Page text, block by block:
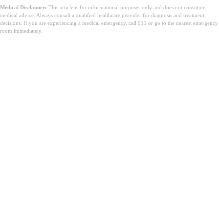
Medical Disclaimer: This article is for informational purposes only and does not constitute
medical advice. Always consult a qualified healthcare provider for diagnosis and treatment
decisions. If you are experiencing a medical emergency, call 911 or go to the nearest emergency
room immediately.